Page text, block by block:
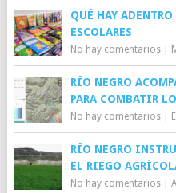
QUÉ HAY
ESCOLARES
No hay comentarios|
RÍO NEGRO
PARA COMBATIR
No hay comentarios|
RÍO NEGRO
EL RIEGO
No hay comentarios|